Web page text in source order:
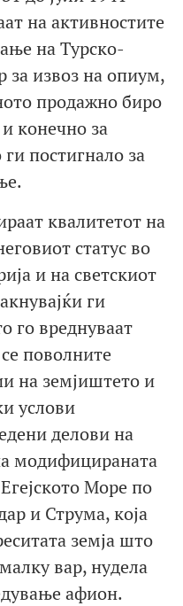
на активностите
на Турско-
за извоз на опиум,
продажно биро
конечно за
постигнало за
квалитетот на
статус во
и на светскиот
ги
го вреднуваат
поволните
на земјиштето и
услови
делови на
модифицираната
Море по
и Струма, која
земја што
вар, нудела
афион.